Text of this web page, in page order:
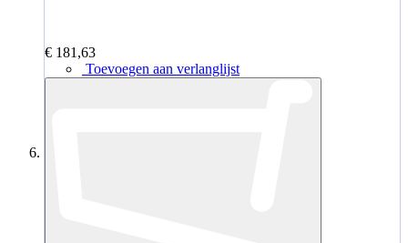
€ 181,63
Toevoegen aan verlanglijst